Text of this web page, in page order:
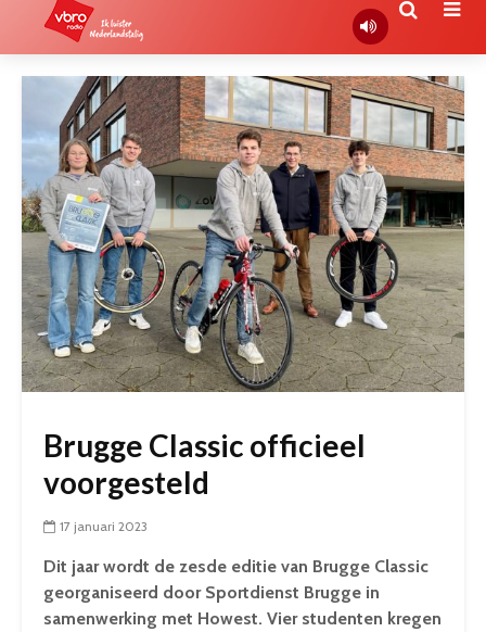
Brugge Classic officieel
voorgesteld
17 januari 2023
Dit jaar wordt de zesde editie van Brugge Classic
georganiseerd door Sportdienst Brugge in
samenwerking met Howest. Vier studenten kregen